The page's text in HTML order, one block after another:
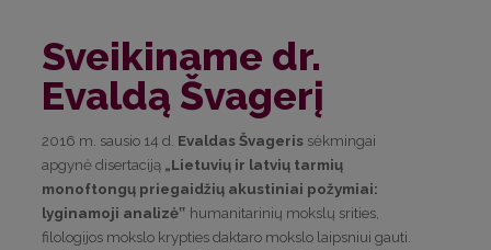
Sveikiname dr.
Evaldą Švagerį
2016 m. sausio 14 d. Evaldas Švageris sėkmingai
apgynė disertaciją „Lietuvių ir latvių tarmių
monoftongų priegaidžių akustiniai požymiai:
lyginamoji analizė‟ humanitarinių mokslų srities,
filologijos mokslo krypties daktaro mokslo laipsniui gauti.